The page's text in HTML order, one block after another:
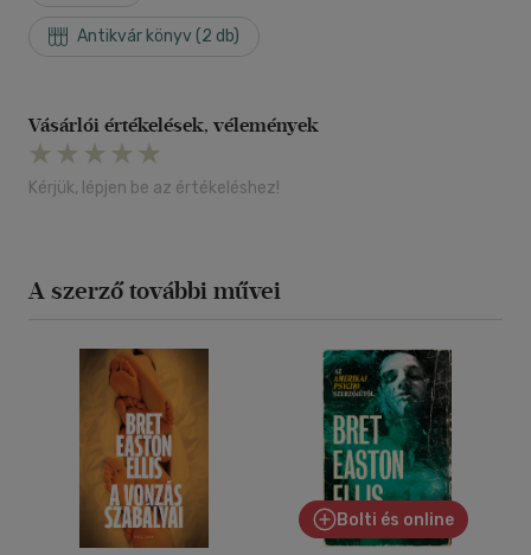
Antikvár könyv (2 db)
Vásárlói értékelések, vélemények
Kérjük, lépjen be az értékeléshez!
A szerző további művei
Bolti és online